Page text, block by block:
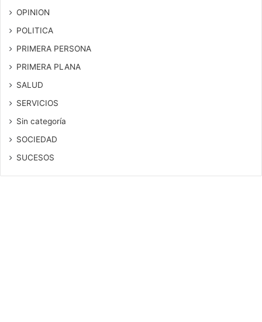
OPINION
POLITICA
PRIMERA PERSONA
PRIMERA PLANA
SALUD
SERVICIOS
Sin categoría
SOCIEDAD
SUCESOS